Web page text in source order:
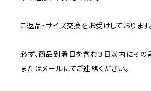
ご返品・サイズ交換をお受けしております
必ず、商品到着日を含む３日以内にその
またはメールにてご連絡ください。